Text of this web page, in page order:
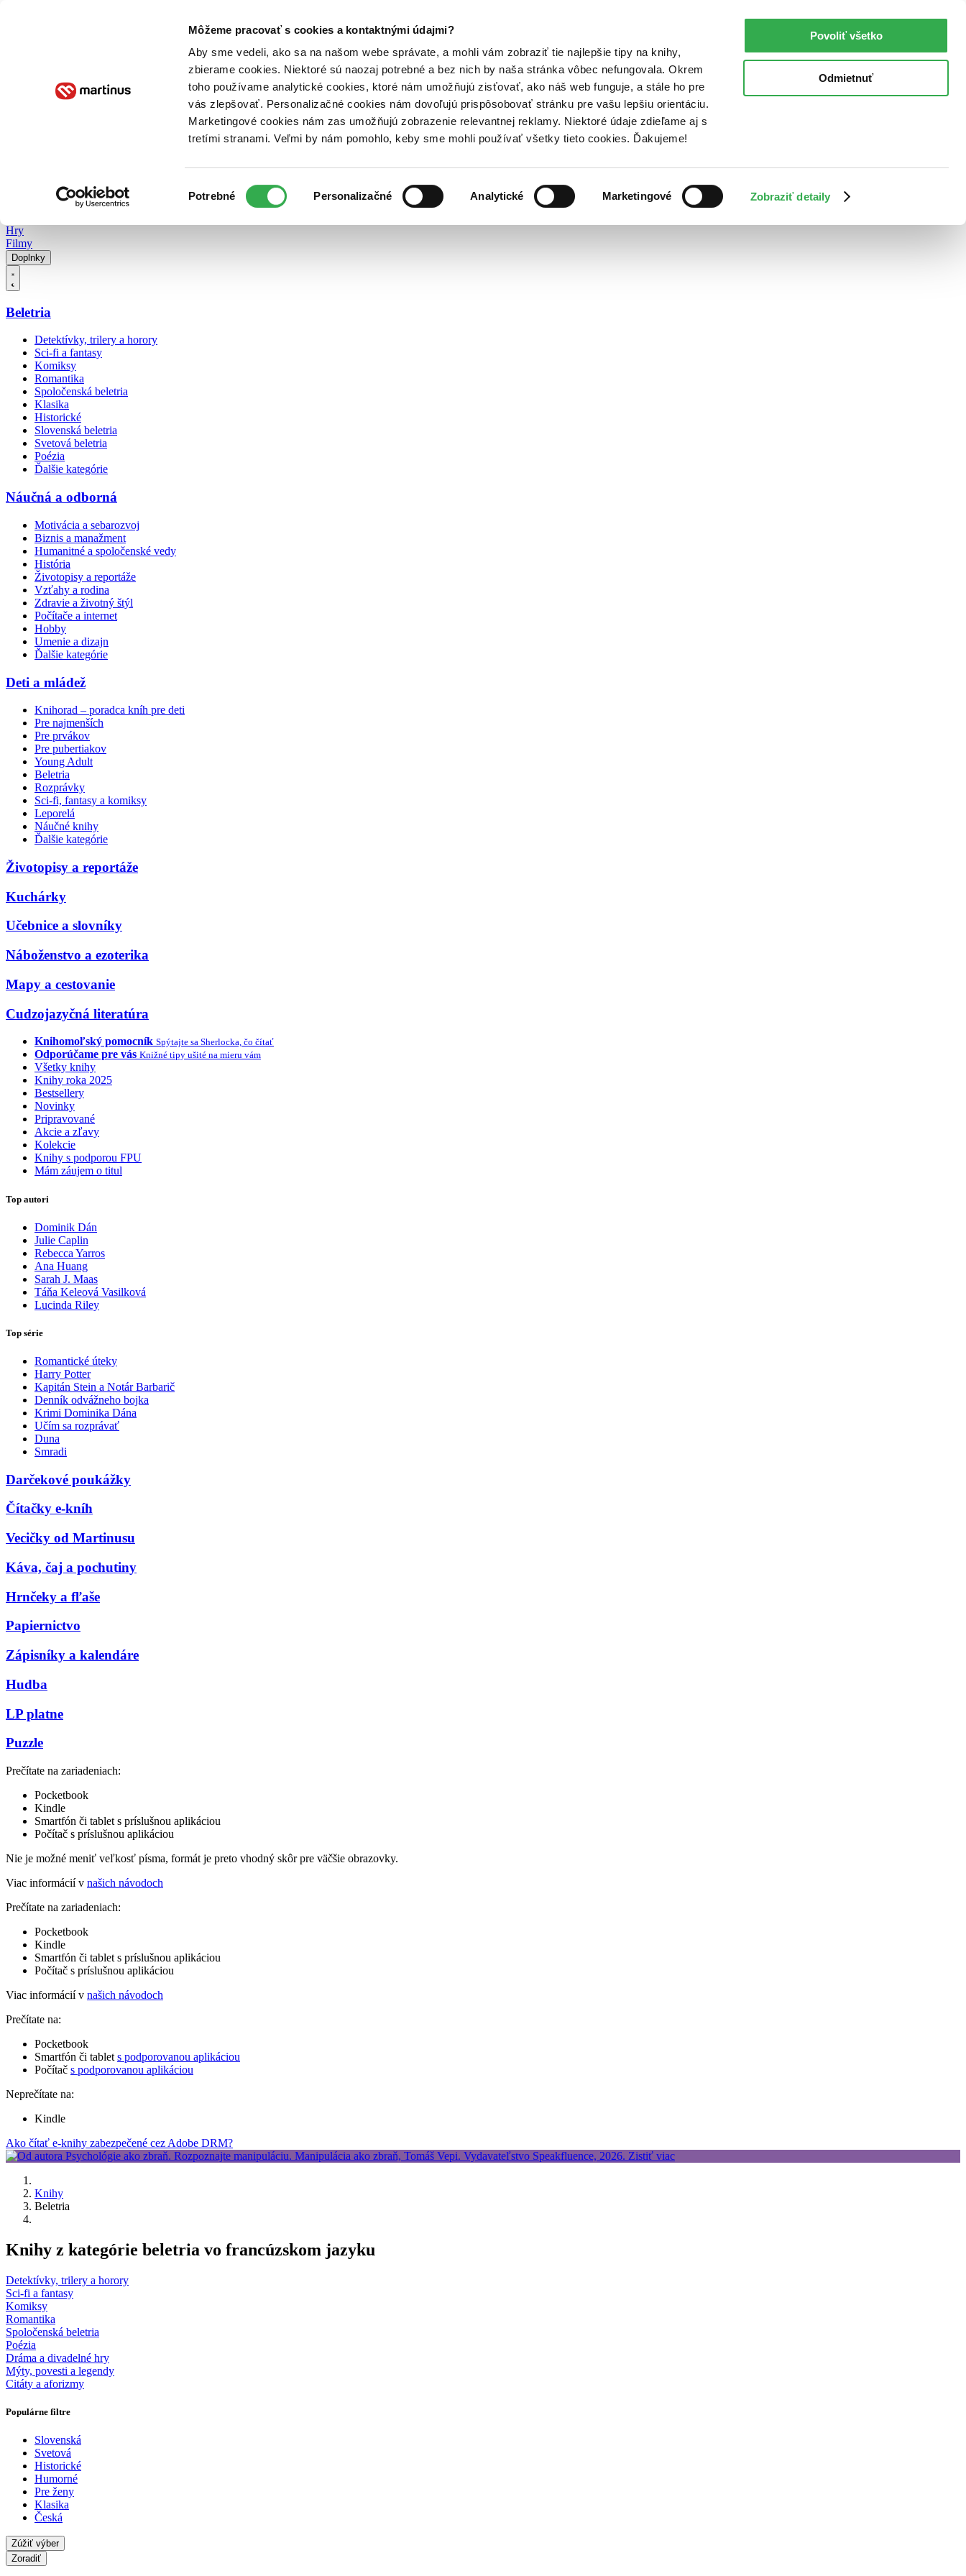
Môžeme pracovať s cookies a kontaktnými údajmi?
Aby sme vedeli, ako sa na našom webe správate, a mohli vám zobraziť tie najlepšie tipy na knihy,
zbierame cookies. Niektoré sú naozaj potrebné a bez nich by naša stránka vôbec nefungovala. Okrem
toho používame analytické cookies, ktoré nám umožňujú zisťovať, ako náš web funguje, a stále ho pre
vás zlepšovať. Personalizačné cookies nám dovoľujú prispôsobovať stránku pre vašu lepšiu orientáciu.
Marketingové cookies nám zas umožňujú zobrazenie relevantnej reklamy. Niektoré údaje zdieľame aj s
tretími stranami. Veľmi by nám pomohlo, keby sme mohli používať všetky tieto cookies. Ďakujeme!
súhlasu
Potrebné Personalizačné Analytické Marketingové Zobraziť detaily
Povoliť všetko
Odmietnuť
Poukážky Kontakt
Hry
Filmy
Doplnky
Beletria
Detektívky, trilery a horory
Sci-fi a fantasy
Komiksy
Romantika
Spoločenská beletria
Klasika
Historické
Slovenská beletria
Svetová beletria
Poézia
Ďalšie kategórie
Náučná a odborná
Motivácia a sebarozvoj
Biznis a manažment
Humanitné a spoločenské vedy
História
Životopisy a reportáže
Vzťahy a rodina
Zdravie a životný štýl
Počítače a internet
Hobby
Umenie a dizajn
Ďalšie kategórie
Deti a mládež
Knihorad – poradca kníh pre deti
Pre najmenších
Pre prvákov
Pre pubertiakov
Young Adult
Beletria
Rozprávky
Sci-fi, fantasy a komiksy
Leporelá
Náučné knihy
Ďalšie kategórie
Životopisy a reportáže
Kuchárky
Učebnice a slovníky
Náboženstvo a ezoterika
Mapy a cestovanie
Cudzojazyčná literatúra
Knihomoľský pomocník Spýtajte sa Sherlocka, čo čítať
Odporúčame pre vás Knižné tipy ušité na mieru vám
Všetky knihy
Knihy roka 2025
Bestsellery
Novinky
Pripravované
Akcie a zľavy
Kolekcie
Knihy s podporou FPU
Mám záujem o titul
Top autori
Dominik Dán
Julie Caplin
Rebecca Yarros
Ana Huang
Sarah J. Maas
Táňa Keleová Vasilková
Lucinda Riley
Top série
Romantické úteky
Harry Potter
Kapitán Stein a Notár Barbarič
Denník odvážneho bojka
Krimi Dominika Dána
Učím sa rozprávať
Duna
Smradi
Darčekové poukážky
Čítačky e-kníh
Vecičky od Martinusu
Káva, čaj a pochutiny
Hrnčeky a fľaše
Papiernictvo
Zápisníky a kalendáre
Hudba
LP platne
Puzzle
Prečítate na zariadeniach:
Pocketbook
Kindle
Smartfón či tablet s príslušnou aplikáciou
Počítač s príslušnou aplikáciou
Nie je možné meniť veľkosť písma, formát je preto vhodný skôr pre väčšie obrazovky.
Viac informácií v našich návodoch
Prečítate na zariadeniach:
Pocketbook
Kindle
Smartfón či tablet s príslušnou aplikáciou
Počítač s príslušnou aplikáciou
Viac informácií v našich návodoch
Prečítate na:
Pocketbook
Smartfón či tablet s podporovanou aplikáciou
Počítač s podporovanou aplikáciou
Neprečítate na:
Kindle
Ako čítať e-knihy zabezpečené cez Adobe DRM?
Knihy
Beletria
Knihy z kategórie beletria vo francúzskom jazyku
Detektívky, trilery a horory
Sci-fi a fantasy
Komiksy
Romantika
Spoločenská beletria
Poézia
Dráma a divadelné hry
Mýty, povesti a legendy
Citáty a aforizmy
Populárne filtre
Slovenská
Svetová
Historické
Humorné
Pre ženy
Klasika
Česká
Zúžiť výber
Zoradiť